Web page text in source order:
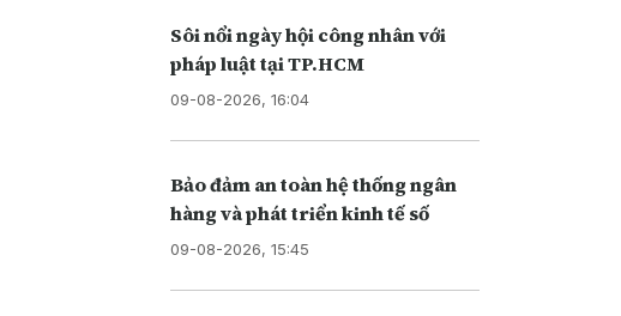
Sôi nổi ngày hội công nhân với
pháp luật tại TP.HCM
09-08-2026, 16:04
Bảo đảm an toàn hệ thống ngân
hàng và phát triển kinh tế số
09-08-2026, 15:45